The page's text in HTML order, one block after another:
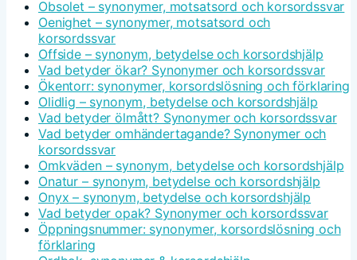
Obsolet – synonymer, motsatsord och korsordssvar
Oenighet – synonymer, motsatsord och
korsordssvar
Offside – synonym, betydelse och korsordshjälp
Vad betyder ökar? Synonymer och korsordssvar
Ökentorr: synonymer, korsordslösning och förklaring
Olidlig – synonym, betydelse och korsordshjälp
Vad betyder ölmått? Synonymer och korsordssvar
Vad betyder omhändertagande? Synonymer och
korsordssvar
Omkväden – synonym, betydelse och korsordshjälp
Onatur – synonym, betydelse och korsordshjälp
Onyx – synonym, betydelse och korsordshjälp
Vad betyder opak? Synonymer och korsordssvar
Öppningsnummer: synonymer, korsordslösning och
förklaring